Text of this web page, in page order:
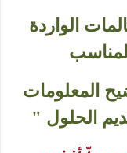
الواردة
المعلومات
الحلول "